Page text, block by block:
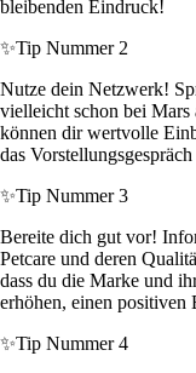
bleibenden Eindruck!
✨Tip Nummer 2
Nutze dein Netzwerk!
vielleicht schon bei Mars
können dir wertvolle
das
✨Tip Nummer 3
Bereite dich gut vor!
Petcare und deren
dass du die Marke und
erhöhen, einen positiven
✨Tip Nummer 4